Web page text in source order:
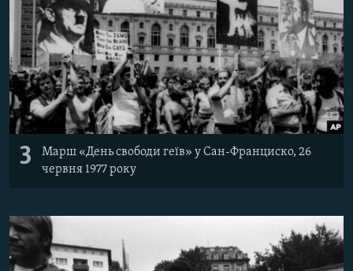
3
Марш «День свободи геїв» у Сан-Франциско, 26
червня 1977 року